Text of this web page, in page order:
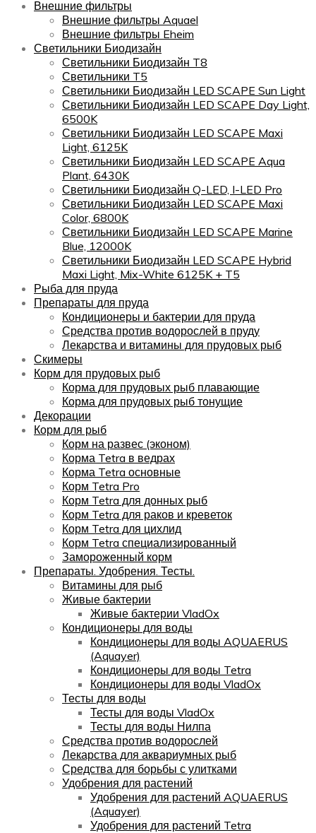
Внешние фильтры
Внешние фильтры Aquael
Внешние фильтры Eheim
Светильники Биодизайн
Светильники Биодизайн T8
Светильники T5
Светильники Биодизайн LED SCAPE Sun Light
Светильники Биодизайн LED SCAPE Day Light,
6500K
Светильники Биодизайн LED SCAPE Maxi
Light, 6125K
Светильники Биодизайн LED SCAPE Aqua
Plant, 6430K
Светильники Биодизайн Q-LED, I-LED Pro
Светильники Биодизайн LED SCAPE Maxi
Color, 6800K
Светильники Биодизайн LED SCAPE Marine
Blue, 12000K
Светильники Биодизайн LED SCAPE Hybrid
Maxi Light, Mix-White 6125K + T5
Рыба для пруда
Препараты для пруда
Кондиционеры и бактерии для пруда
Средства против водорослей в пруду
Лекарства и витамины для прудовых рыб
Скимеры
Корм для прудовых рыб
Корма для прудовых рыб плавающие
Корма для прудовых рыб тонущие
Декорации
Корм для рыб
Корм на развес (эконом)
Корма Tetra в ведрах
Корма Tetra основные
Корм Tetra Pro
Корм Tetra для донных рыб
Корм Tetra для раков и креветок
Корм Tetra для цихлид
Корм Tetra специализированный
Замороженный корм
Препараты. Удобрения. Тесты.
Витамины для рыб
Живые бактерии
Живые бактерии VladOx
Кондиционеры для воды
Кондиционеры для воды AQUAERUS
(Aquayer)
Кондиционеры для воды Tetra
Кондиционеры для воды VladOx
Тесты для воды
Тесты для воды VladOx
Тесты для воды Нилпа
Средства против водорослей
Лекарства для аквариумных рыб
Средства для борьбы с улитками
Удобрения для растений
Удобрения для растений AQUAERUS
(Aquayer)
Удобрения для растений Tetra